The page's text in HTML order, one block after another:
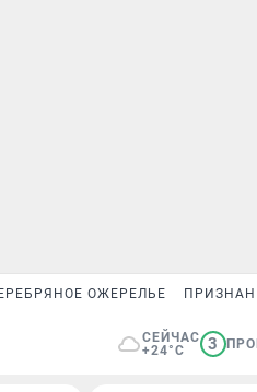
ОЖЕРЕЛЬЕ
СЕЙЧАС
+24°C
3